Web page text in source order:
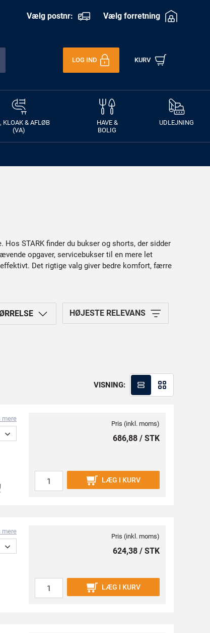
Vælg postnr: Vælg forretning
LOG IND KURV
KLOAK & AFLØB
(VA)
HAVE &
BOLIG
UDLEJNING
STARK finder du bukser og shorts, der sidder
opgaver, servicebukser til en mere let
Det rigtige valg giver bedre komfort, færre
HØJESTE RELEVANS
VISNING:
mere
Pris (inkl. moms)
686,88 / STK
LÆG I KURV
mere
Pris (inkl. moms)
624,38 / STK
LÆG I KURV